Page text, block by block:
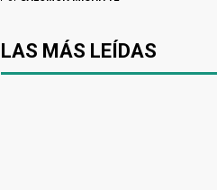
LAS MÁS LEÍDAS